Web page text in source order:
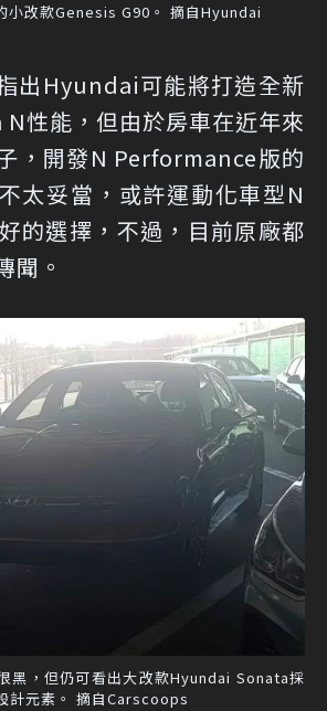
小改款Genesis G90。 摘自Hyundai
出Hyundai可能將打造全新
性能，但由於房車在近年來
，開發N Performance版的
太妥當，或許運動化車型N
的選擇，不過，目前原廠都
聞。
黑，但仍可看出大改款Hyundai Sonata採
計元素。 摘自Carscoops